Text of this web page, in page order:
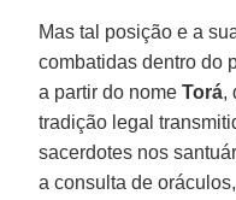
Mas tal posição e a
combatidas dentro do
a partir do nomeTorá,
tradição legal
sacerdotes nos
a consulta de